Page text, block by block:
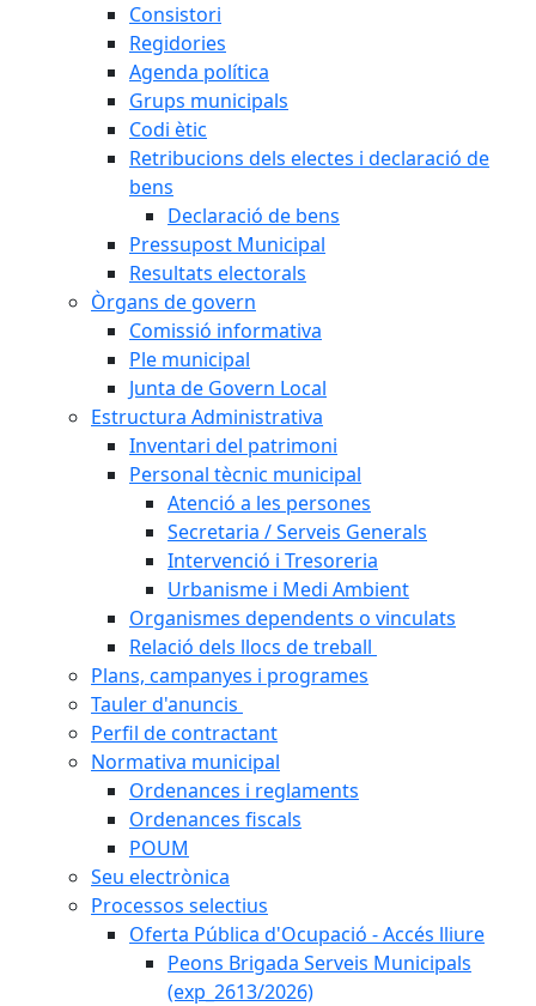
Consistori
Regidories
Agenda política
Grups municipals
Codi ètic
Retribucions dels electes i declaració de
bens
Declaració de bens
Pressupost Municipal
Resultats electorals
Òrgans de govern
Comissió informativa
Ple municipal
Junta de Govern Local
Estructura Administrativa
Inventari del patrimoni
Personal tècnic municipal
Atenció a les persones
Secretaria / Serveis Generals
Intervenció i Tresoreria
Urbanisme i Medi Ambient
Organismes dependents o vinculats
Relació dels llocs de treball
Plans, campanyes i programes
Tauler d'anuncis
Perfil de contractant
Normativa municipal
Ordenances i reglaments
Ordenances fiscals
POUM
Seu electrònica
Processos selectius
Oferta Pública d'Ocupació - Accés lliure
Peons Brigada Serveis Municipals
(exp_2613/2026)